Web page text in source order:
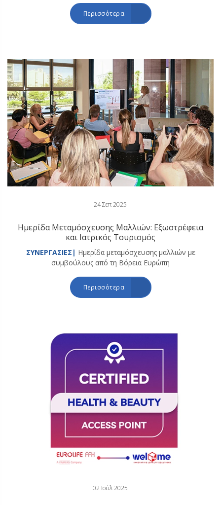
Περισσότερα
24 Σεπ 2025
Ημερίδα Μεταμόσχευσης Μαλλιών: Εξωστρέφεια
και Ιατρικός Τουρισμός
ΣΥΝΕΡΓΑΣΙΕΣ| Ημερίδα μεταμόσχευσης μαλλιών με
συμβούλους από τη Βόρεια Ευρώπη
Περισσότερα
02 Ιούλ 2025